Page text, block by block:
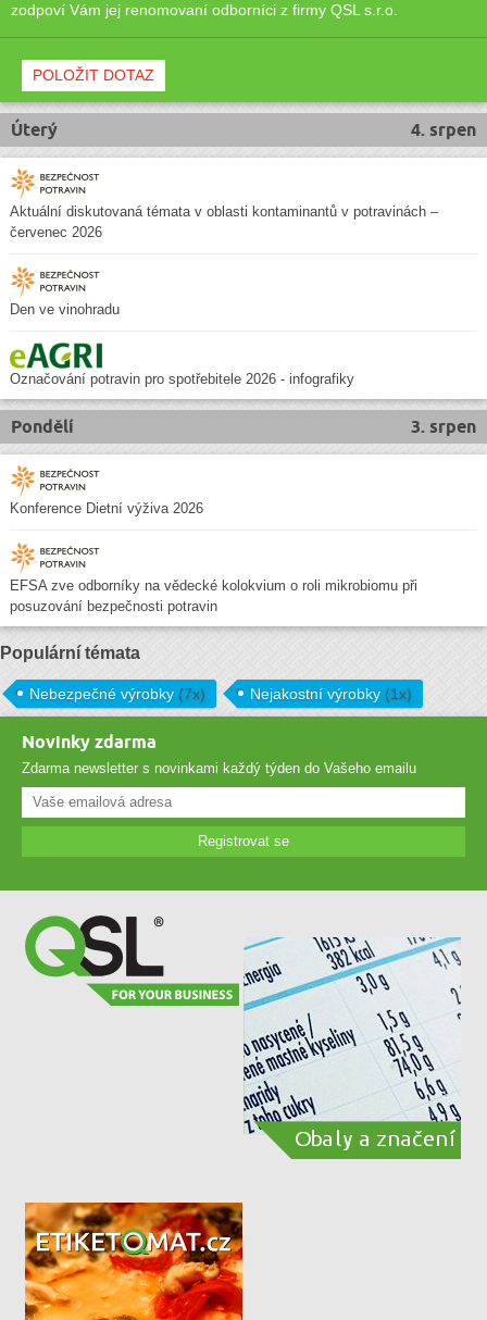
zodpoví Vám jej renomovaní odborníci z firmy QSL s.r.o.
POLOŽIT DOTAZ
4. srpen
Úterý
Aktuální diskutovaná témata v oblasti kontaminantů v potravinách –
červenec 2026
Den ve vinohradu
Označování potravin pro spotřebitele 2026 - infografiky
3. srpen
Pondělí
Konference Dietní výživa 2026
EFSA zve odborníky na vědecké kolokvium o roli mikrobiomu při
posuzování bezpečnosti potravin
Populární témata
Nebezpečné výrobky (7x) Nejakostní výrobky (1x)
Novinky zdarma
Zdarma newsletter s novinkami každý týden do Vašeho emailu
Registrovat se